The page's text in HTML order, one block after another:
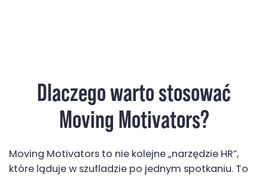
Dlaczego warto stosować
Moving Motivators?
Moving Motivators to nie kolejne „narzędzie HR”,
które ląduje w szufladzie po jednym spotkaniu. To